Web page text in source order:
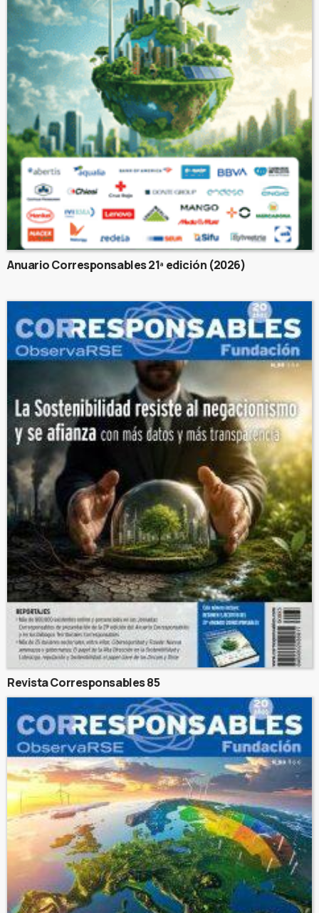
Anuario Corresponsables 21ª edición (2026)
Revista Corresponsables 85